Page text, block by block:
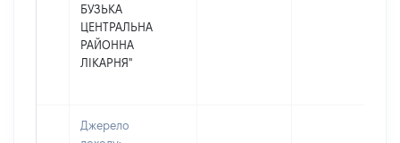
БУЗЬКА
ЦЕНТРАЛЬНА
РАЙОННА
ЛІКАРНЯ"
Джерело